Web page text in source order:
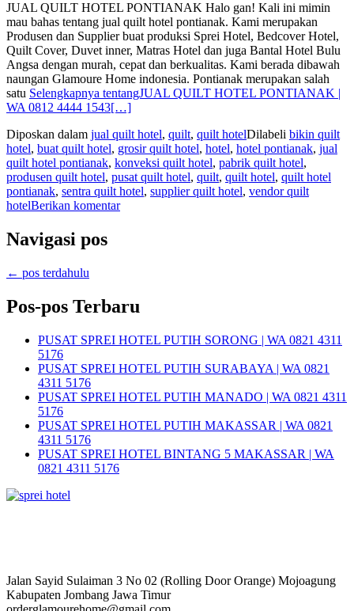
JUAL QUILT HOTEL PONTIANAK Halo gan! Kali ini mimin
mau bahas tentang jual quilt hotel pontianak. Kami merupakan
Produsen dan Supplier buat produksi Sprei Hotel, Bedcover Hotel,
Quilt Cover, Duvet inner, Matras Hotel dan juga Bantal Hotel Bulu
Angsa dengan murah, cepat dan berkualitas. Kami berada dibawah
naungan Glamoure Home indonesia. Pontianak merupakan salah
satu Selengkapnya tentangJUAL QUILT HOTEL PONTIANAK |
WA 0812 4444 1543[…]
Diposkan dalam jual quilt hotel, quilt, quilt hotelDilabeli bikin quilt
hotel, buat quilt hotel, grosir quilt hotel, hotel, hotel pontianak, jual
quilt hotel pontianak, konveksi quilt hotel, pabrik quilt hotel,
produsen quilt hotel, pusat quilt hotel, quilt, quilt hotel, quilt hotel
pontianak, sentra quilt hotel, supplier quilt hotel, vendor quilt
hotelBerikan komentar
Navigasi pos
← pos terdahulu
Pos-pos Terbaru
PUSAT SPREI HOTEL PUTIH SORONG | WA 0821 4311
5176
PUSAT SPREI HOTEL PUTIH SURABAYA | WA 0821
4311 5176
PUSAT SPREI HOTEL PUTIH MANADO | WA 0821 4311
5176
PUSAT SPREI HOTEL PUTIH MAKASSAR | WA 0821
4311 5176
PUSAT SPREI HOTEL BINTANG 5 MAKASSAR | WA
0821 4311 5176
Jalan Sayid Sulaiman 3 No 02 (Rolling Door Orange) Mojoagung
Kabupaten Jombang Jawa Timur